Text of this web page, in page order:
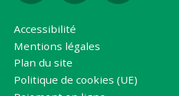
Accessibilité
Mentions légales
Plan du site
Politique de cookies (UE)